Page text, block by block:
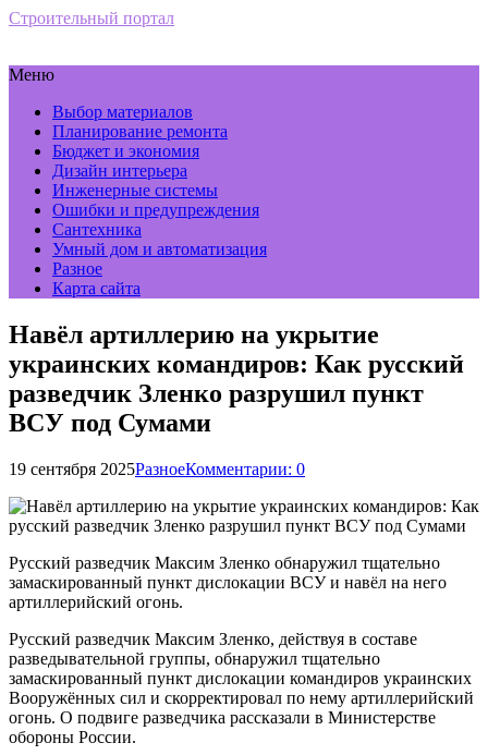
Строительный портал
Меню
Выбор материалов
Планирование ремонта
Бюджет и экономия
Дизайн интерьера
Инженерные системы
Ошибки и предупреждения
Сантехника
Умный дом и автоматизация
Разное
Карта сайта
Навёл артиллерию на укрытие
украинских командиров: Как русский
разведчик Зленко разрушил пункт
ВСУ под Сумами
19 сентября 2025РазноеКомментарии: 0
Русский разведчик Максим Зленко обнаружил тщательно
замаскированный пункт дислокации ВСУ и навёл на него
артиллерийский огонь.
Русский разведчик Максим Зленко, действуя в составе
разведывательной группы, обнаружил тщательно
замаскированный пункт дислокации командиров украинских
Вооружённых сил и скорректировал по нему артиллерийский
огонь. О подвиге разведчика рассказали в Министерстве
обороны России.